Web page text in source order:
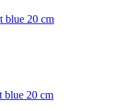
blue 20 cm
blue 20 cm